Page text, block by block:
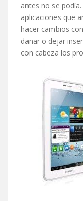
antes no se
aplicaciones que
hacer cambios
dañar o dejar
con cabeza los